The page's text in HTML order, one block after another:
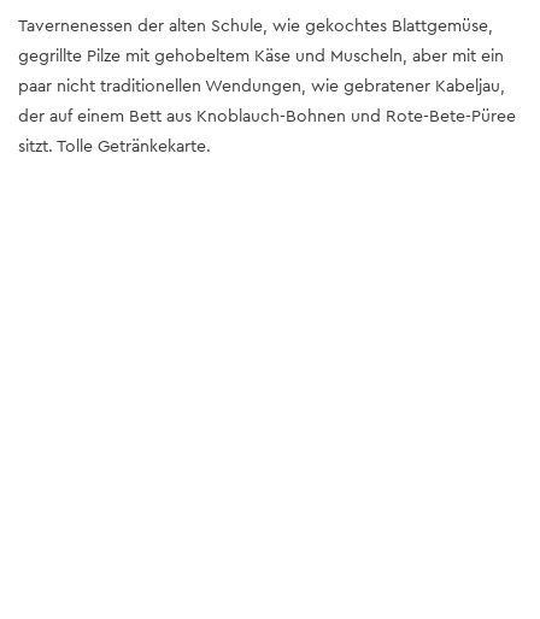
Tavernenessen der alten Schule, wie gekochtes Blattgemüse,
gegrillte Pilze mit gehobeltem Käse und Muscheln, aber mit ein
paar nicht traditionellen Wendungen, wie gebratener Kabeljau,
der auf einem Bett aus Knoblauch-Bohnen und Rote-Bete-Püree
sitzt. Tolle Getränkekarte.